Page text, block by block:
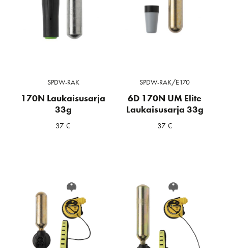
SPDW-RAK
170N Laukaisusarja
33g
37€
SPDW-RAK/E170
6D 170N UM Elite
Laukaisusarja 33g
37 €